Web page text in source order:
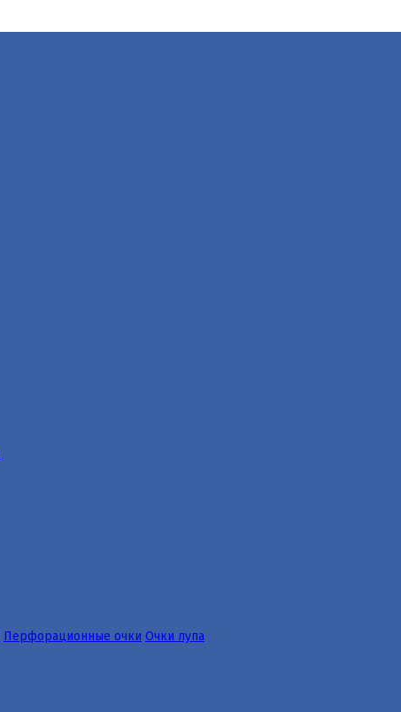
Перфорационные очки Очки лупа